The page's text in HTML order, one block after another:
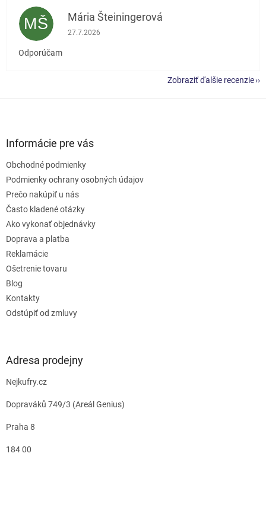
MŠ Mária Šteiningerová
Hodnotenie obchodu je 5 z 5 hviezdičiek.
27.7.2026
Odporúčam
Zobraziť ďalšie recenzie
Informácie pre vás
Obchodné podmienky
Podmienky ochrany osobných údajov
Prečo nakúpiť u nás
Často kladené otázky
Ako vykonať objednávky
Doprava a platba
Reklamácie
Ošetrenie tovaru
Blog
Kontakty
Odstúpiť od zmluvy
Adresa prodejny
Nejkufry.cz
Dopraváků 749/3 (Areál Genius)
Praha 8
184 00